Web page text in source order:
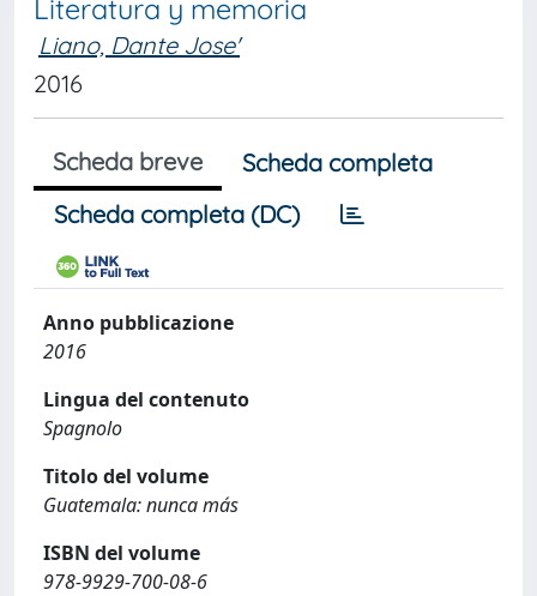
Literatura y memoria
Liano, Dante Jose'
2016
Scheda breve
Scheda completa
Scheda completa (DC)
Anno pubblicazione
2016
Lingua del contenuto
Spagnolo
Titolo del volume
Guatemala: nunca más
ISBN del volume
978-9929-700-08-6